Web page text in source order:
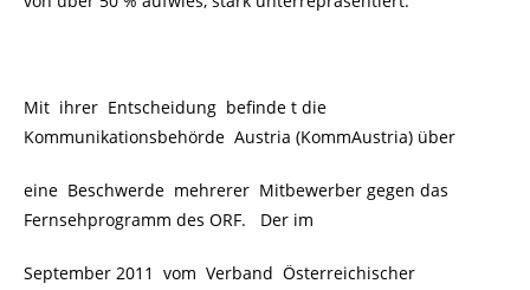
Mit ihrer Entscheidung befinde t die
Kommunikationsbehörde Austria (KommAustria) über
eine Beschwerde mehrerer Mitbewerber gegen das
Fernsehprogramm des ORF. Der im
September 2011 vom Verband Österreichischer